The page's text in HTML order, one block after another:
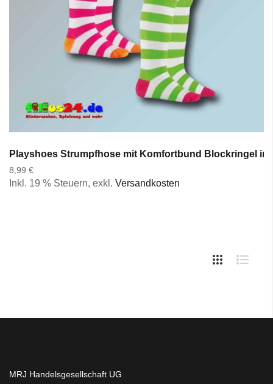
Playshoes Strumpfhose mit Komfortbund Blockringel in
8,99 €
Inkl. 19 % Steuern, exkl. Versandkosten
MRJ Handelsgesellschaft UG